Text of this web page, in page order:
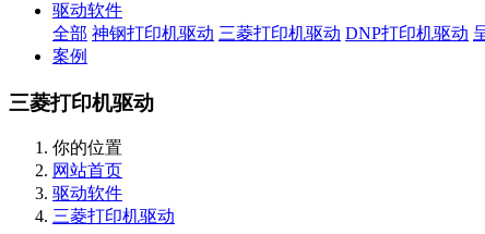
驱动软件
全部 神钢打印机驱动 三菱打印机驱动 DNP打印机驱动
案例
三菱打印机驱动
你的位置
网站首页
驱动软件
三菱打印机驱动